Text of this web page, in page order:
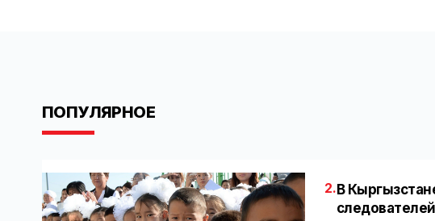
ПОПУЛЯРНОЕ
2. В